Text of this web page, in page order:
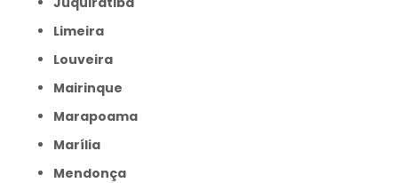
Limeira
Louveira
Mairinque
Marapoama
Marília
Mendonça